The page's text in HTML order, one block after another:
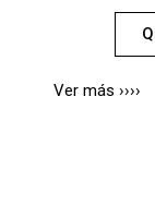
Ver más ››››